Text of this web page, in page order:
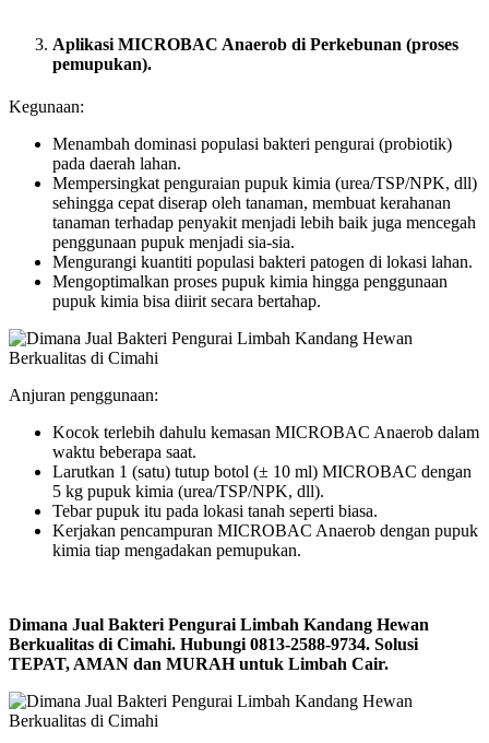
Aplikasi MICROBAC Anaerob di Perkebunan (proses
pemupukan).
Kegunaan:
Menambah dominasi populasi bakteri pengurai (probiotik)
pada daerah lahan.
Mempersingkat penguraian pupuk kimia (urea/TSP/NPK, dll)
sehingga cepat diserap oleh tanaman, membuat kerahanan
tanaman terhadap penyakit menjadi lebih baik juga mencegah
penggunaan pupuk menjadi sia-sia.
Mengurangi kuantiti populasi bakteri patogen di lokasi lahan.
Mengoptimalkan proses pupuk kimia hingga penggunaan
pupuk kimia bisa diirit secara bertahap.
Anjuran penggunaan:
Kocok terlebih dahulu kemasan MICROBAC Anaerob dalam
waktu beberapa saat.
Larutkan 1 (satu) tutup botol (± 10 ml) MICROBAC dengan
5 kg pupuk kimia (urea/TSP/NPK, dll).
Tebar pupuk itu pada lokasi tanah seperti biasa.
Kerjakan pencampuran MICROBAC Anaerob dengan pupuk
kimia tiap mengadakan pemupukan.
Dimana Jual Bakteri Pengurai Limbah Kandang Hewan
Berkualitas di Cimahi. Hubungi 0813-2588-9734. Solusi
TEPAT, AMAN dan MURAH untuk Limbah Cair.